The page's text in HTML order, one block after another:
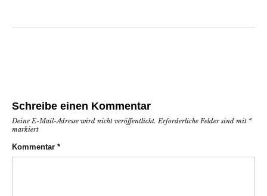
Schreibe einen Kommentar
Deine E-Mail-Adresse wird nicht veröffentlicht. Erforderliche Felder sind mit *
markiert
Kommentar *